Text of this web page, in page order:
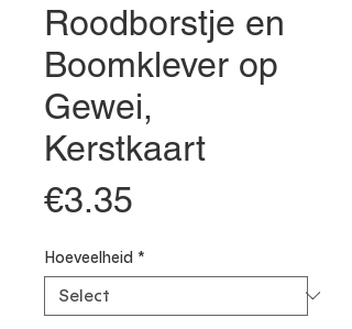
Roodborstje en
Boomklever op
Gewei,
Kerstkaart
€3.35
Hoeveelheid *